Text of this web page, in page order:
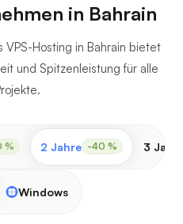
in Bahrain
Hosting in Bahrain bietet
und Spitzenleistung für alle
% 2 Jahre -40 % 3
Windows